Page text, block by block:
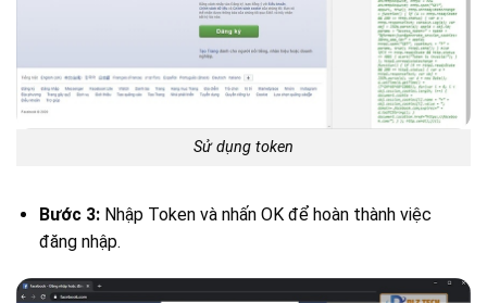
Sử dụng token
Bước 3:Nhập Token và nhấn OK để hoàn thành việc
đăng nhập.